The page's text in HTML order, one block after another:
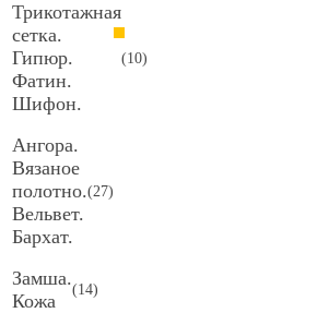
Трикотажная
сетка.
Гипюр.
Фатин.
Шифон.
(10)
Ангора.
Вязаное
полотно.
Вельвет.
Бархат.
(27)
Замша.
Кожа
(14)